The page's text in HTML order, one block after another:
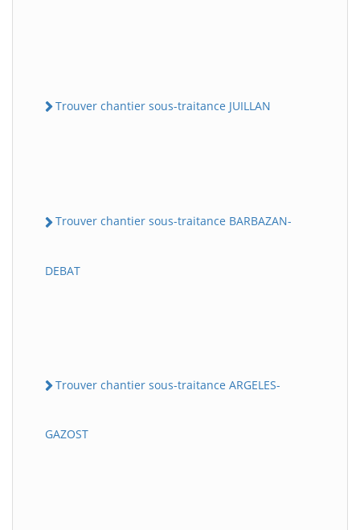
Trouver chantier sous-traitance JUILLAN
Trouver chantier sous-traitance BARBAZAN-
DEBAT
Trouver chantier sous-traitance ARGELES-
GAZOST